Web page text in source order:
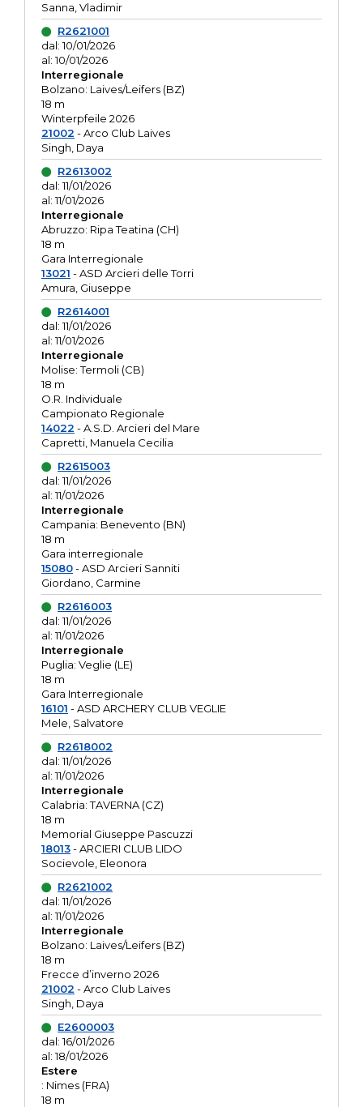
Sanna, Vladimir
R2621001
dal: 10/01/2026
al: 10/01/2026
Interregionale
Bolzano: Laives/Leifers (BZ)
18 m
Winterpfeile 2026
21002 - Arco Club Laives
Singh, Daya
R2613002
dal: 11/01/2026
al: 11/01/2026
Interregionale
Abruzzo: Ripa Teatina (CH)
18 m
Gara Interregionale
13021 - ASD Arcieri delle Torri
Amura, Giuseppe
R2614001
dal: 11/01/2026
al: 11/01/2026
Interregionale
Molise: Termoli (CB)
18 m
O.R. Individuale
Campionato Regionale
14022 - A.S.D. Arcieri del Mare
Capretti, Manuela Cecilia
R2615003
dal: 11/01/2026
al: 11/01/2026
Interregionale
Campania: Benevento (BN)
18 m
Gara interregionale
15080- ASD Arcieri Sanniti
Giordano, Carmine
R2616003
dal: 11/01/2026
al: 11/01/2026
Interregionale
Puglia: Veglie (LE)
18 m
Gara Interregionale
16101 - ASD ARCHERY CLUB VEGLIE
Mele, Salvatore
R2618002
dal: 11/01/2026
al: 11/01/2026
Interregionale
Calabria: TAVERNA (CZ)
18 m
Memorial Giuseppe Pascuzzi
18013- ARCIERI CLUB LIDO
Socievole, Eleonora
R2621002
dal: 11/01/2026
al: 11/01/2026
Interregionale
Bolzano: Laives/Leifers (BZ)
18 m
Frecce d’inverno 2026
21002 - Arco Club Laives
Singh, Daya
E2600003
dal: 16/01/2026
al: 18/01/2026
Estere
: Nimes (FRA)
18 m